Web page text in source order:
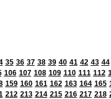
35 36 37 38 39 40 41 42 43 44
106 107 108 109 110 111 112
159 160 161 162 163 164 165
212 213 214 215 216 217 218